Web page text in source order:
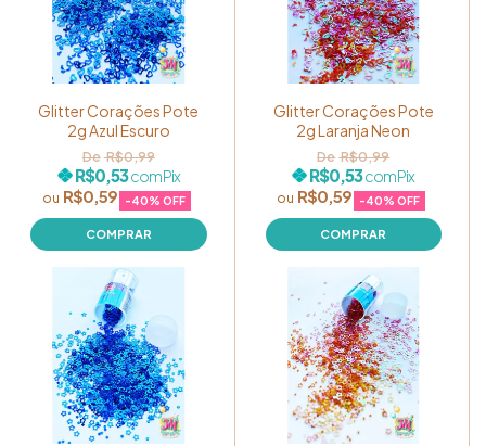
Glitter Corações Pote
2g Azul Escuro
R$0,59 -40% OFF
R$0,99
R$0,53comPix
Glitter Corações Pote
2g Laranja Neon
R$0,59 -40% OFF
R$0,99
R$0,53comPix